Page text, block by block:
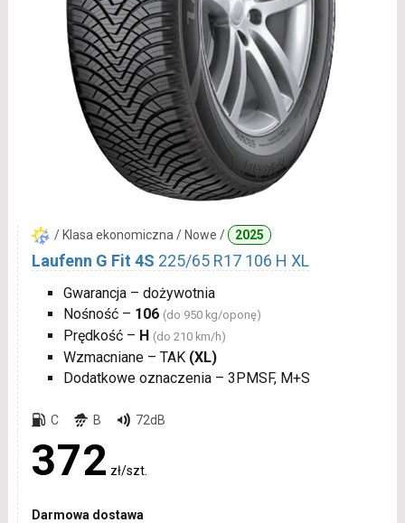
/ Klasa ekonomiczna / Nowe / 2025
Laufenn G Fit 4S 225/65 R17 106 H XL
Gwarancja – dożywotnia
Nośność – 106 (do 950 kg/oponę)
Prędkość – H (do 210 km/h)
Wzmacniane – TAK (XL)
Dodatkowe oznaczenia – 3PMSF, M+S
C B 72dB
372 zł/szt.
Darmowa dostawa